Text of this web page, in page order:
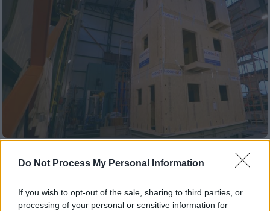
Do Not Process My Personal Information
If you wish to opt-out of the sale, sharing to third parties, or
processing of your personal or sensitive information for
Χαράλαμπος Μουζάκης: «Το 1G στο τεστ
κόπωσης στο τριώροφο δεν το έχουμε
δει ακόμα σε σεισμό στην Ελλάδα»